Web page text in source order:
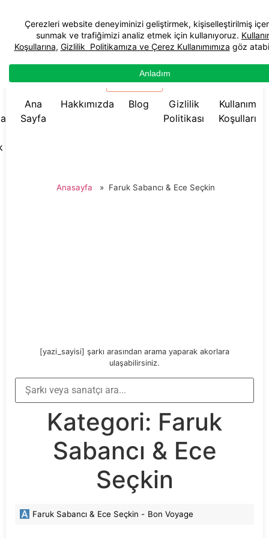
☰ Menü
Ana
Sayfa
Hakkımızda Blog
Gizlilik
Politikası
Kullanım
Koşulları
Anasayfa » Faruk Sabancı & Ece Seçkin
[yazi_sayisi] şarkı arasından arama yaparak akorlara
ulaşabilirsiniz.
Kategori: Faruk
Sabancı & Ece
Seçkin
Faruk Sabancı & Ece Seçkin - Bon Voyage